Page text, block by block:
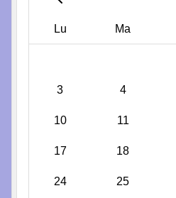
Lu Ma
3 4
10 11
17 18
24 25